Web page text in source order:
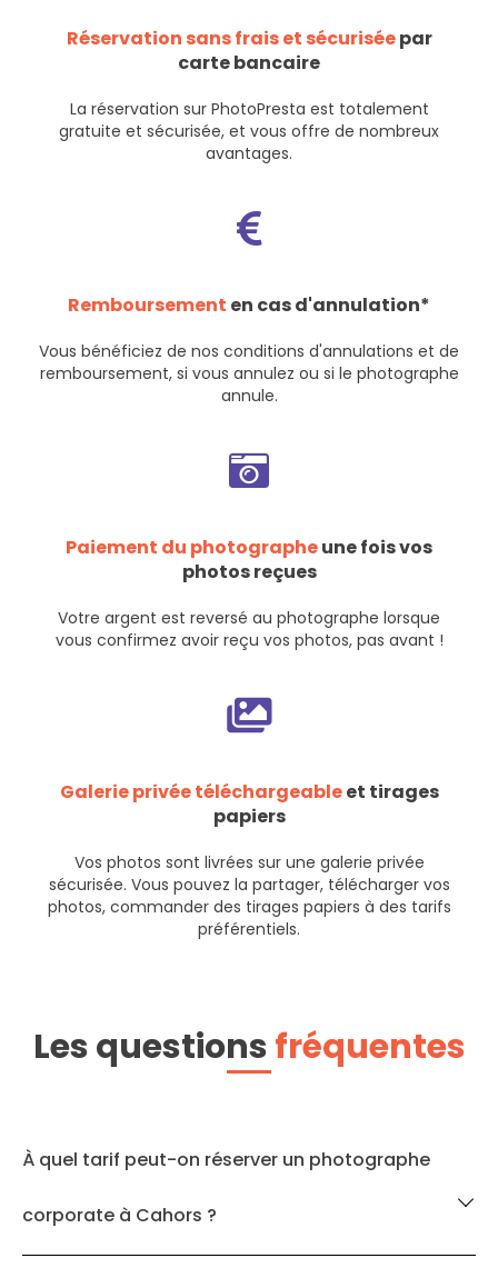
Réservation sans frais et sécuriséepar
carte bancaire
La réservation sur PhotoPresta est totalement
gratuite et sécurisée, et vous offre de nombreux
avantages.
Remboursement en cas d'annulation*
Vous bénéficiez de nos conditions d'annulations et de
remboursement, si vous annulez ou si le photographe
annule.
Paiement du photographeune fois vos
photos reçues
Votre argent est reversé au photographe lorsque
vous confirmez avoir reçu vos photos, pas avant !
Galerie privée téléchargeableet tirages
papiers
Vos photos sont livrées sur une galerie privée
sécurisée. Vous pouvez la partager, télécharger vos
photos, commander des tirages papiers à des tarifs
préférentiels.
Les questionsfréquentes
À quel tarif peut-on réserver un photographe
corporate à Cahors ?